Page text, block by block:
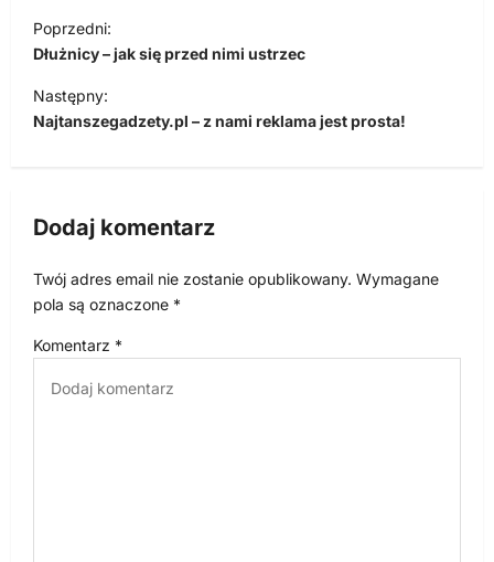
N
a
w
i
c
a
p
Poprzedni:
Dłużnicy – jak się przed nimi ustrzec
Następny:
Najtanszegadzety.pl – z nami reklama jest prosta!
Dodaj komentarz
Twój adres email nie zostanie opublikowany. Wymagane
pola są oznaczone *
Komentarz *